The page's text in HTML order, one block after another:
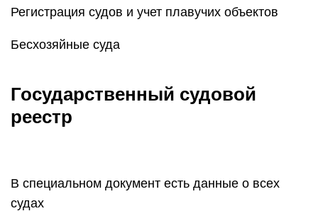
Регистрация судов и учет плавучих объектов
Бесхозяйные суда
Государственный судовой
реестр
В специальном документ есть данные о всех
судах